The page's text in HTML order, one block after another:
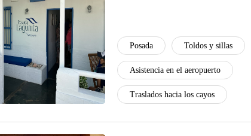
Posada Toldos y sillas
Asistencia en el aeropuerto
Traslados hacia los cayos